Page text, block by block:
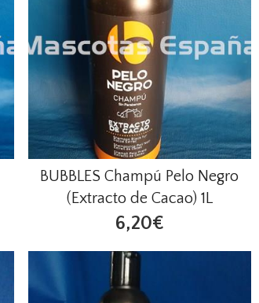
BUBBLES Champú Pelo Negro
(Extracto de Cacao) 1L
6,20€